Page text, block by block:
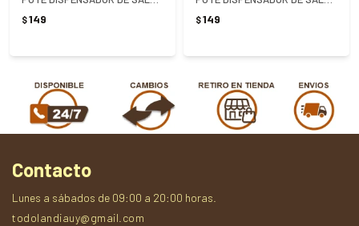
$149 $149
Contacto
Lunes a sábados de 09:00 a 20:00 horas.
todolandiauy@gmail.com